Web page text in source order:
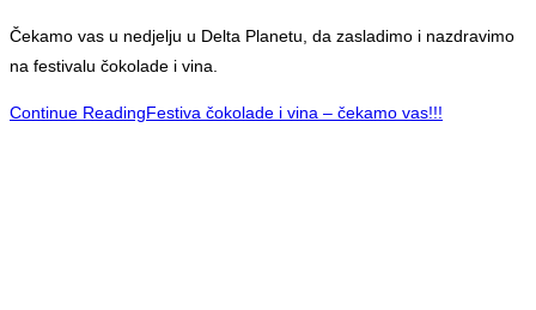
Čekamo vas u nedjelju u Delta Planetu, da zasladimo i nazdravimo
na festivalu čokolade i vina.
Continue ReadingFestiva čokolade i vina – čekamo vas!!!